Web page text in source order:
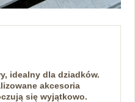
idealny dla dziadków.
akcesoria
się wyjątkowo.